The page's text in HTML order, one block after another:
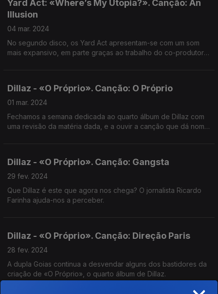
Yard Act: «Where’s My Utopia?». Canção: An
Illusion
04 mar. 2024
No segundo disco, os Yard Act apresentam-se com um som
mais expansivo, em parte graças ao trabalho do co-produtor
Dillaz - «O Próprio». Canção: O Próprio
01 mar. 2024
Fechamos a semana dedicada ao quarto álbum de Dillaz com
uma revisão da matéria dada, e a ouvir a canção que dá nome
Dillaz - «O Próprio». Canção: Gangsta
29 fev. 2024
Que Dillaz é este que agora nos chega? O jornalista Ricardo
Farinha ajuda-nos a perceber.
Dillaz - «O Próprio». Canção: Direção Paris
28 fev. 2024
A dupla Goias continua a desvendar alguns dos bastidores da
criação de «O Próprio», o quarto álbum de Dillaz.